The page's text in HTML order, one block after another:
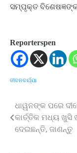
ସମ୍ପୃକ୍ତ ବିଶେଷଜ୍ଞଙ୍କ
Reporterspen
ଜୀବନଚର୍ଯ୍ୟା
Post
navigation
ଧାୱନଙ୍କ ପରେ
କାର୍ତ୍ତିକ ମଧ୍ୟ ଖୁସି
ଦେଇଛନ୍ତି, ଜାଣନ୍ତୁ